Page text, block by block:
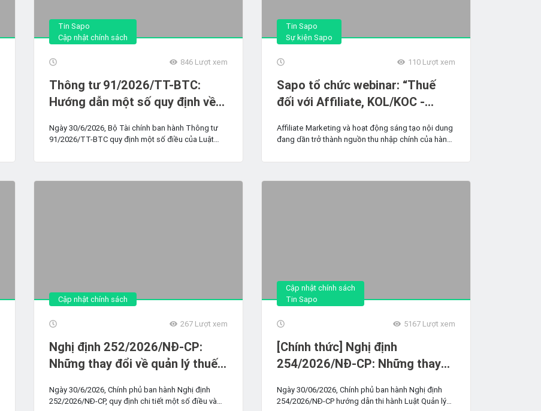
Tin Sapo
Cập nhật chính sách
846Lượt xem
Thông tư 91/2026/TT-BTC:
Hướng dẫn một số quy định về
tử
Ngày 30/6/2026, Bộ Tài chính ban hành Thông tư
91/2026/TT-BTC quy định một số điều của Luật
Tin Sapo
Sự kiện Sapo
110Lượt xem
Sapo tổ chức webinar: “Thuế
đối với Affiliate, KOL/KOC -
Affiliate Marketing và hoạt động sáng tạo nội dung
đang dần trở thành nguồn thu nhập chính của hàng
Cập nhật chính sách
267Lượt xem
Nghị định 252/2026/NĐ-CP:
Những thay đổi về quản lý thuế
cần biết
Ngày 30/6/2026, Chính phủ ban hành Nghị định
252/2026/NĐ-CP, quy định chi tiết một số điều và
Cập nhật chính sách
Tin Sapo
5167Lượt xem
[Chính thức] Nghị định
254/2026/NĐ-CP: Những thay
tử HKD cần biết
Ngày 30/06/2026, Chính phủ ban hành Nghị định
254/2026/NĐ-CP hướng dẫn thi hành Luật Quản lý